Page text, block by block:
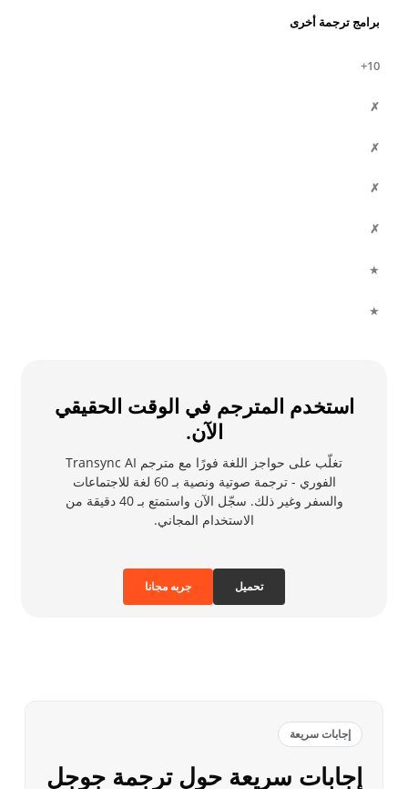
برامج ترجمة أخرى
10+
✗
✗
✗
✗
★
★
استخدم المترجم في الوقت الحقيقي
الآن.
تغلّب على حواجز اللغة فورًا مع مترجم Transync AI
الفوري - ترجمة صوتية ونصية بـ 60 لغة للاجتماعات
والسفر وغير ذلك. سجّل الآن واستمتع بـ 40 دقيقة من
الاستخدام المجاني.
جربه مجانا تحميل
إجابات سريعة
إجابات سريعة حول ترجمة جوجل